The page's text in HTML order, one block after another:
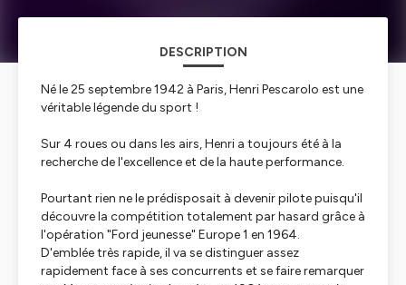
DESCRIPTION
Né le 25 septembre 1942 à Paris, Henri Pescarolo est une
véritable légende du sport !
Sur 4 roues ou dans les airs, Henri a toujours été à la
recherche de l'excellence et de la haute performance.
Pourtant rien ne le prédisposait à devenir pilote puisqu'il
découvre la compétition totalement par hasard grâce à
l'opération "Ford jeunesse" Europe 1 en 1964.
D'emblée très rapide, il va se distinguer assez
rapidement face à ses concurrents et se faire remarquer